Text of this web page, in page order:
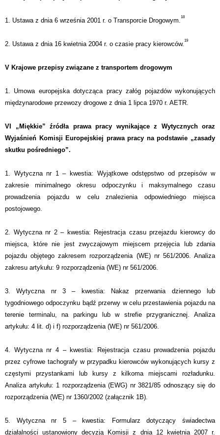
1. Ustawa z dnia 6 września 2001 r. o Transporcie Drogowym. 18
2. Ustawa z dnia 16 kwietnia 2004 r. o czasie pracy kierowców. 19
V Krajowe przepisy związane z transportem drogowym
1. Umowa europejska dotycząca pracy załóg pojazdów wykonujących
międzynarodowe przewozy drogowe z dnia 1 lipca 1970 r. AETR.
VI „Miękkie” źródła prawa pracy wynikające z Wytycznych oraz
Wyjaśnień Komisji Europejskiej prawa pracy na podstawie „zasady
skutku pośredniego”.
1. Wytyczna nr 1 – kwestia: Wyjątkowe odstępstwo od przepisów w
zakresie minimalnego okresu odpoczynku i maksymalnego czasu
prowadzenia pojazdu w celu znalezienia odpowiedniego miejsca
postojowego.
2. Wytyczna nr 2 – kwestia: Rejestracja czasu przejazdu kierowcy do
miejsca, które nie jest zwyczajowym miejscem przejęcia lub zdania
pojazdu objętego zakresem rozporządzenia (WE) nr 561/2006. Analiza
zakresu artykułu: 9 rozporządzenia (WE) nr 561/2006.
3. Wytyczna nr 3 – kwestia: Nakaz przerwania dziennego lub
tygodniowego odpoczynku bądź przerwy w celu przestawienia pojazdu na
terenie terminalu, na parkingu lub w strefie przygranicznej. Analiza
artykułu: 4 lit. d) i f) rozporządzenia (WE) nr 561/2006.
4. Wytyczna nr 4 – kwestia: Rejestracja czasu prowadzenia pojazdu
przez cyfrowe tachografy w przypadku kierowców wykonujących kursy z
częstymi przystankami lub kursy z kilkoma miejscami rozładunku.
Analiza artykułu: 1 rozporządzenia (EWG) nr 3821/85 odnoszący się do
rozporządzenia (WE) nr 1360/2002 (załącznik 1B).
5. Wytyczna nr 5 – kwestia: Formularz dotyczący świadectwa
działalności ustanowiony decyzją Komisji z dnia 12 kwietnia 2007 r.